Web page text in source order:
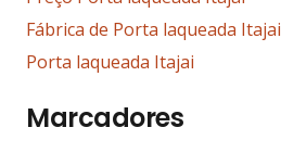
Fábrica de Porta laqueada Itajai
Porta laqueada Itajai
Marcadores